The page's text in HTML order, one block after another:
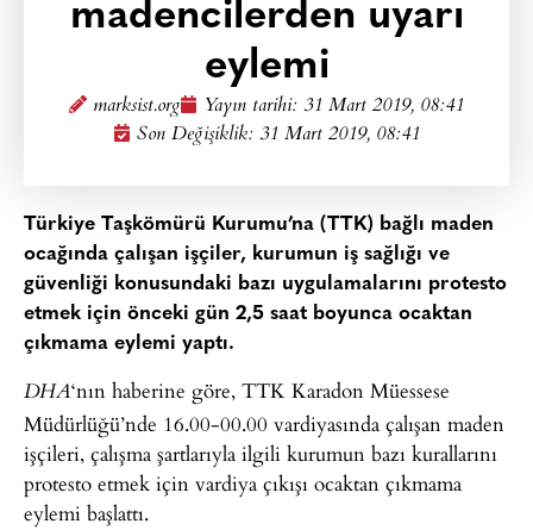
madencilerden uyarı
eylemi
marksist.org Yayın tarihi: 31 Mart 2019, 08:41
Son Değişiklik: 31 Mart 2019, 08:41
Türkiye Taşkömürü Kurumu’na (TTK) bağlı maden
ocağında çalışan işçiler, kurumun iş sağlığı ve
güvenliği konusundaki bazı uygulamalarını protesto
etmek için önceki gün 2,5 saat boyunca ocaktan
çıkmama eylemi yaptı.
DHA‘nın haberine göre, TTK Karadon Müessese
Müdürlüğü’nde 16.00-00.00 vardiyasında çalışan maden
işçileri, çalışma şartlarıyla ilgili kurumun bazı kurallarını
protesto etmek için vardiya çıkışı ocaktan çıkmama
eylemi başlattı.